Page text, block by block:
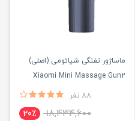
ماساژور تفنگی شیائومی (اصلی)
Xiaomi Mini Massage Gun2
88 نفر
18,434,600 20٪